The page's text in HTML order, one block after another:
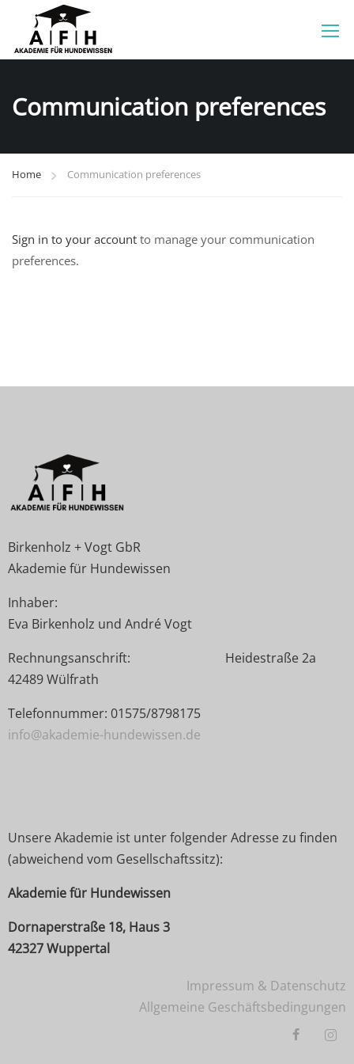
Communication preferences
Home Communication preferences
Sign in to your account to manage your communication
preferences.
Birkenholz + Vogt GbR
Akademie für Hundewissen
Inhaber:
Eva Birkenholz und André Vogt
Rechnungsanschrift: Heidestraße 2a
42489 Wülfrath
Telefonnummer: 01575/8798175
info@akademie-hundewissen.de
Unsere Akademie ist unter folgender Adresse zu finden
(abweichend vom Gesellschaftssitz):
Akademie für Hundewissen
Dornaperstraße 18, Haus 3
42327 Wuppertal
Impressum & Datenschutz
Allgemeine Geschäftsbedingungen